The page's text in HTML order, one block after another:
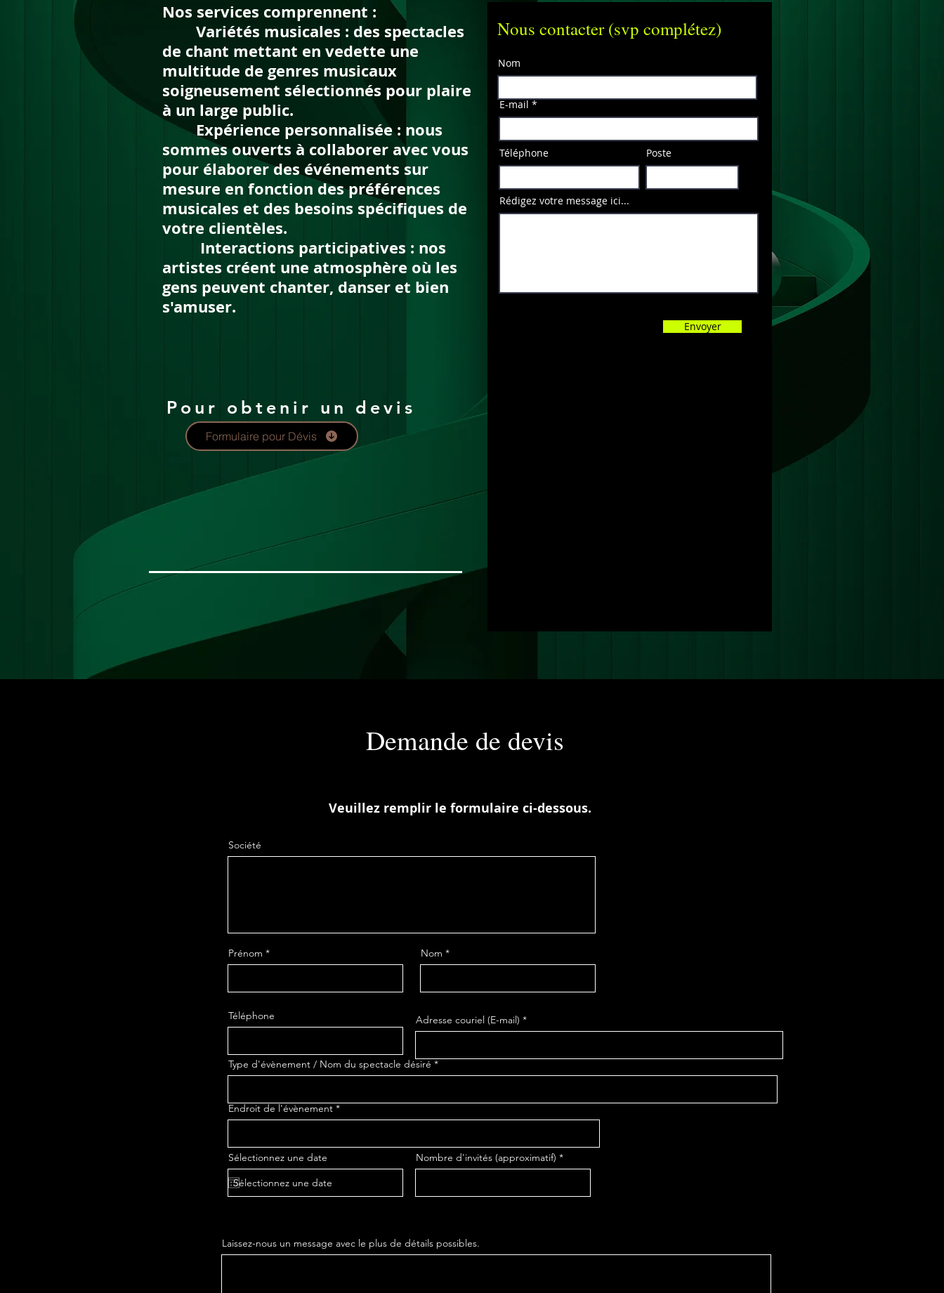
Nos services comprennent :
Variétés musicales : des spectacles
de chant mettant en vedette une
multitude de genres musicaux
soigneusement sélectionnés pour plaire
à un large public.
Expérience personnalisée : nous
sommes ouverts à collaborer avec vous
pour élaborer des événements sur
mesure en fonction des préférences
musicales et des besoins spécifiques de
votre clientèles.
Interactions participatives : nos
artistes créent une atmosphère où les
gens peuvent chanter, danser et bien
s'amuser.
Pour obtenir un devis
Formulaire pour Dévis
Nous contacter (svp complétez)
Nom
E-mail
Téléphone Poste
Rédigez votre message ici...
Envoyer
Demande de devis
Veuillez remplir le formulaire ci-dessous.
Société
Prénom Nom
Téléphone Adresse couriel (E-mail)
Type d'évènement / Nom du spectacle désiré
Endroit de l'évènement
Sélectionnez une date Nombre d'invités (approximatif)
Laissez-nous un message avec le plus de détails possibles.